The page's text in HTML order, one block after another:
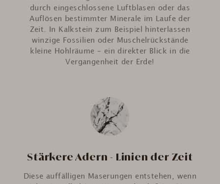
durch eingeschlossene Luftblasen oder das
Auflösen bestimmter Minerale im Laufe der
Zeit. In Kalkstein zum Beispiel hinterlassen
winzige Fossilien oder Muschelrückstände
kleine Hohlräume – ein direkter Blick in die
Vergangenheit der Erde!
Stärkere Adern - Linien der Zeit
Diese auffälligen Maserungen entstehen, wenn